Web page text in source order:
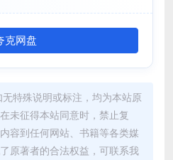
克网盘
特殊说明或标注，均为本站原
未征得本站同意时，禁止复
容到任何网站、书籍等各类媒
原著者的合法权益，可联系我